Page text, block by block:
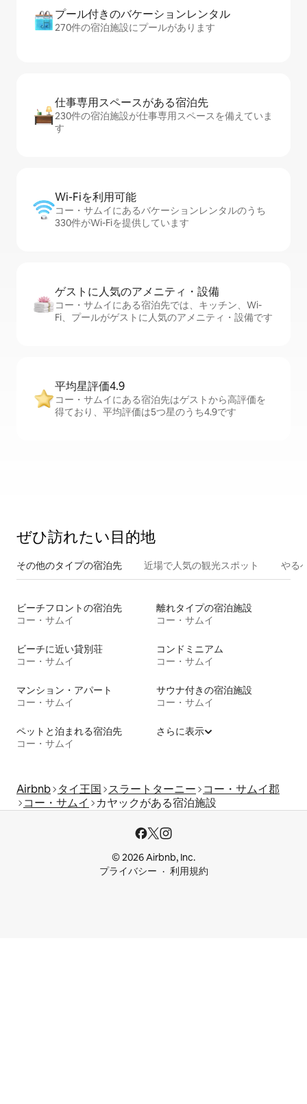
プール付きのバ⁠ケ⁠ー⁠シ⁠ョ⁠ンレ⁠ン⁠タ⁠ル
270件の宿泊施設にプールがあります
仕事専用ス⁠ペ⁠ー⁠スがあ⁠る宿⁠泊⁠先
230件の宿泊施設が仕事専用スペースを備えていま
す
Wi-Fiを利⁠用⁠可⁠能
コー・サムイにあるバケーションレンタルのうち
330件がWi-Fiを提供しています
ゲストに人⁠気⁠のア⁠メ⁠ニ⁠テ⁠ィ・設⁠備
コー・サムイにある宿泊先では、キッチン、Wi-
Fi、プールがゲストに人気のアメニティ・設備です
平均星評価4.9
コー・サムイにある宿泊先はゲストから高評価を
得ており、平均評価は5つ星のうち4.9です
ぜひ訪⁠れ⁠た⁠い目⁠的⁠地
その他のタ⁠イ⁠プ⁠の宿⁠泊⁠先 近場で人気の観光スポット やる
ビーチフロントの宿泊先
コー・サムイ
離れタイプの宿泊施設
コー・サムイ
ビーチに近い貸別荘
コー・サムイ
コンドミニアム
コー・サムイ
マンション・アパート
コー・サムイ
サウナ付きの宿泊施設
コー・サムイ
ペットと泊まれる宿泊先
コー・サムイ
さらに表示
Airbnb タイ王国 スラートターニー
コー・サムイ郡
コー・サムイ
カヤックがある宿泊施設
© 2026 Airbnb, Inc.
プライバシー
利用規約